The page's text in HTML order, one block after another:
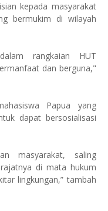
kepada masyarakat
bermukim di wilayah
rangkaian HUT
dan berguna,"
Papua yang
dapat bersosialisasi
masyarakat, saling
di mata hukum
lingkungan,” tambah